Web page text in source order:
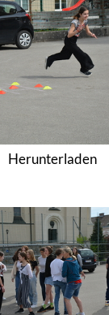
Herunterladen